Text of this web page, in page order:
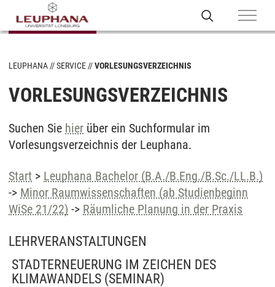
LEUPHANA SERVICE VORLESUNGSVERZEICHNIS
VORLESUNGSVERZEICHNIS
Suchen Sie hier über ein Suchformular im
Vorlesungsverzeichnis der Leuphana.
Start > Leuphana Bachelor (B.A./B.Eng./B.Sc./LL.B.)
-> Minor Raumwissenschaften (ab Studienbeginn
WiSe 21/22) -> Räumliche Planung in der Praxis
LEHRVERANSTALTUNGEN
STADTERNEUERUNG IM ZEICHEN DES
KLIMAWANDELS (SEMINAR)